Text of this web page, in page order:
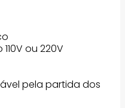
ou 220V
pela partida dos